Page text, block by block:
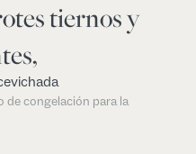
tiernos y
congelación para la